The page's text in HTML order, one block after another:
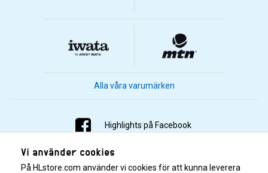
Alla våra varumärken
Highlights på Facebook
Highlights på Instagram
Vi använder cookies
På HLstore.com använder vi cookies för att kunna leverera